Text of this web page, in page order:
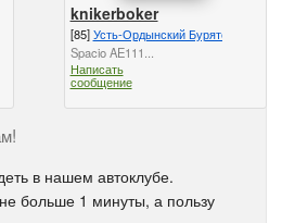
Округ
knikerboker
[85]Усть-Ордынский Бурятский
Spacio AE111...
Написать
сообщение
в нашем автоклубе.
больше 1 минуты, а пользу